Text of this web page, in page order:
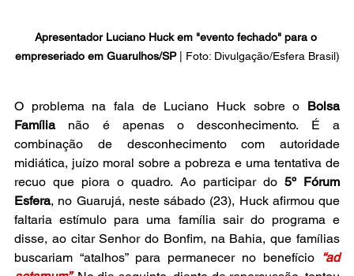
Apresentador Luciano Huck em "evento fechado" para o
empreseriado em Guarulhos/SP | Foto: Divulgação/Esfera Brasil)
O problema na fala de Luciano Huck sobre o Bolsa
Família não é apenas o desconhecimento. É a
combinação de desconhecimento com autoridade
midiática, juízo moral sobre a pobreza e uma tentativa de
recuo que piora o quadro. Ao participar do 5º Fórum
Esfera, no Guarujá, neste sábado (23), Huck afirmou que
faltaria estímulo para uma família sair do programa e
disse, ao citar Senhor do Bonfim, na Bahia, que famílias
buscariam “atalhos” para permanecer no benefício “ad